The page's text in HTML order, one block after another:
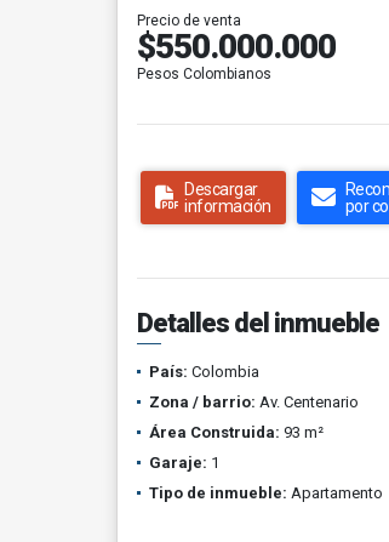
Precio de venta
$550.000.000
Pesos Colombianos
Descargar
información
por
Detalles del inmueble
País: Colombia
Zona / barrio: Av. Centenario
Área Construida: 93 m²
Garaje: 1
Tipo de inmueble: Apartamento